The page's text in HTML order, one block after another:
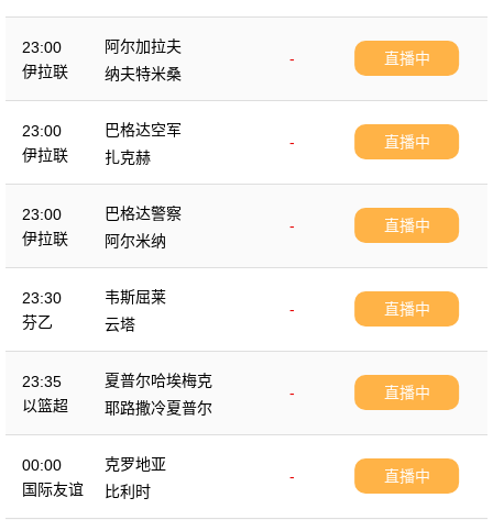
23:00
伊拉联
阿尔加拉夫
-
纳夫特米桑
直播中
23:00
伊拉联
巴格达空军
-
扎克赫
直播中
23:00
伊拉联
巴格达警察
-
阿尔米纳
直播中
23:30
芬乙
韦斯屈莱
-
云塔
直播中
23:35
以篮超
夏普尔哈埃梅克
-
耶路撒冷夏普尔
直播中
00:00
国际友谊
克罗地亚
-
比利时
直播中